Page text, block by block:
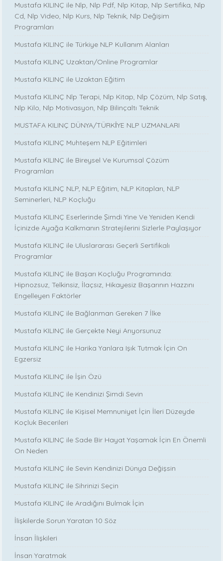
Mustafa KILINÇ ile Nlp, Nlp Pdf, Nlp Kitap, Nlp Sertifika, Nlp
Cd, Nlp Video, Nlp Kurs, Nlp Teknik, Nlp Değişim
Programları
Mustafa KILINÇ ile Türkiye NLP Kullanım Alanları
Mustafa KILINÇ Uzaktan/Online Programlar
Mustafa KILINÇ ile Uzaktan Eğitim
Mustafa KILINÇ Nlp Terapi, Nlp Kitap, Nlp Çözüm, Nlp Satış,
Nlp Kilo, Nlp Motivasyon, Nlp Bilinçaltı Teknik
MUSTAFA KILINÇ DÜNYA/TÜRKİYE NLP UZMANLARI
Mustafa KILINÇ Muhteşem NLP Eğitimleri
Mustafa KILINÇ ile Bireysel Ve Kurumsal Çözüm
Programları
Mustafa KILINÇ NLP, NLP Eğitim, NLP Kitapları, NLP
Seminerleri, NLP Koçluğu
Mustafa KILINÇ Eserlerinde Şimdi Yine Ve Yeniden Kendi
İçinizde Ayağa Kalkmanın Stratejilerini Sizlerle Paylaşıyor
Mustafa KILINÇ ile Uluslararası Geçerli Sertifikalı
Programlar
Mustafa KILINÇ ile Başarı Koçluğu Programında:
Hipnozsuz, Telkinsiz, İlaçsız, Hikayesiz Başarının Hazzını
Engelleyen Faktörler
Mustafa KILINÇ ile Bağlanman Gereken 7 İlke
Mustafa KILINÇ ile Gerçekte Neyi Arıyorsunuz
Mustafa KILINÇ ile Harika Yanlara Işık Tutmak İçin On
Egzersiz
Mustafa KILINÇ ile İşin Özü
Mustafa KILINÇ ile Kendinizi Şimdi Sevin
Mustafa KILINÇ ile Kişisel Memnuniyet İçin İleri Düzeyde
Koçluk Becerileri
Mustafa KILINÇ ile Sade Bir Hayat Yaşamak İçin En Önemli
On Neden
Mustafa KILINÇ ile Sevin Kendinizi Dünya Değişsin
Mustafa KILINÇ ile Sihrinizi Seçin
Mustafa KILINÇ ile Aradığını Bulmak İçin
İlişkilerde Sorun Yaratan 10 Söz
İnsan İlişkileri
İnsan Yaratmak